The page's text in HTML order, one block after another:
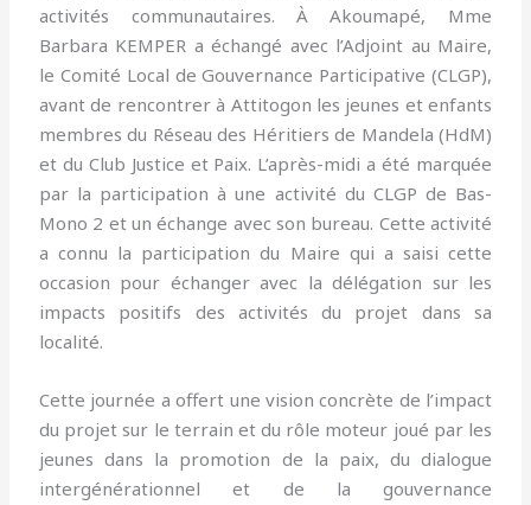
activités communautaires. À Akoumapé, Mme
Barbara KEMPER a échangé avec l’Adjoint au Maire,
le Comité Local de Gouvernance Participative (CLGP),
avant de rencontrer à Attitogon les jeunes et enfants
membres du Réseau des Héritiers de Mandela (HdM)
et du Club Justice et Paix. L’après-midi a été marquée
par la participation à une activité du CLGP de Bas-
Mono 2 et un échange avec son bureau. Cette activité
a connu la participation du Maire qui a saisi cette
occasion pour échanger avec la délégation sur les
impacts positifs des activités du projet dans sa
localité.
Cette journée a offert une vision concrète de l’impact
du projet sur le terrain et du rôle moteur joué par les
jeunes dans la promotion de la paix, du dialogue
intergénérationnel et de la gouvernance